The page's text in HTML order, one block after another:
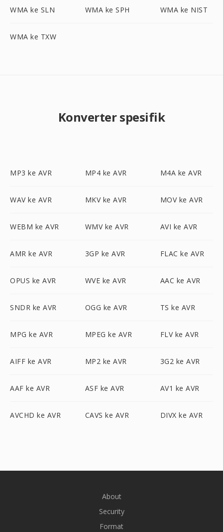
WMA ke SLN WMA ke SPH WMA ke NIST
WMA ke TXW
Konverter spesifik
MP3 ke AVR MP4 ke AVR M4A ke AVR
WAV ke AVR MKV ke AVR MOV ke AVR
WEBM ke AVR WMV ke AVR AVI ke AVR
AMR ke AVR 3GP ke AVR FLAC ke AVR
OPUS ke AVR WVE ke AVR AAC ke AVR
SNDR ke AVR OGG ke AVR TS ke AVR
MPG ke AVR MPEG ke AVR FLV ke AVR
AIFF ke AVR MP2 ke AVR 3G2 ke AVR
AAF ke AVR ASF ke AVR AV1 ke AVR
AVCHD ke AVR CAVS ke AVR DIVX ke AVR
About
Security
Format